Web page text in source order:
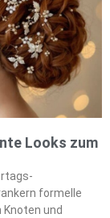
mit Glitzer-
Schimmer-
Nacht über
Looks zum
formelle
und